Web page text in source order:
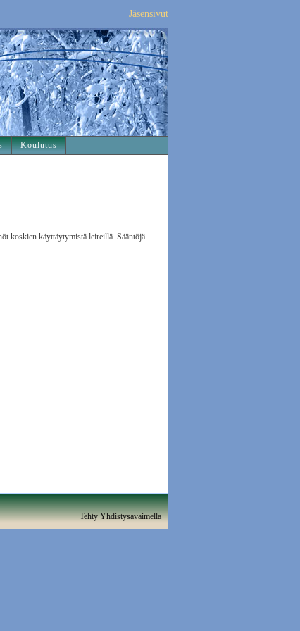
Jäsensivut
Koulutus
koskien käyttäytymistä leireillä. Sääntöjä
Tehty Yhdistysavaimella